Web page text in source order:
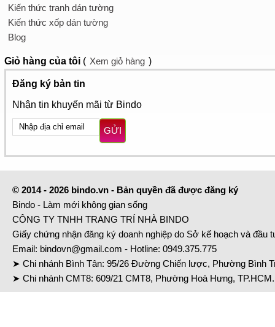
Kiến thức tranh dán tường
Kiến thức xốp dán tường
Blog
Giỏ hàng của tôi ( Xem giỏ hàng )
Đăng ký bản tin
Nhận tin khuyến mãi từ Bindo
GỬI
© 2014 - 2026 bindo.vn - Bản quyền đã được đăng ký
Bindo - Làm mới không gian sống
CÔNG TY TNHH TRANG TRÍ NHÀ BINDO
Giấy chứng nhận đăng ký doanh nghiệp do Sở kế hoạch và đầu
Email: bindovn@gmail.com - Hotline: 0949.375.775
➤ Chi nhánh Bình Tân: 95/26 Đường Chiến lược, Phường Bình
➤ Chi nhánh CMT8: 609/21 CMT8, Phường Hoà Hưng,